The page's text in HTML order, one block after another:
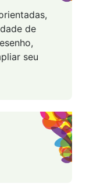
de
seu